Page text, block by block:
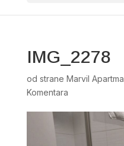
IMG_2278
od strane Marvil
Komentara